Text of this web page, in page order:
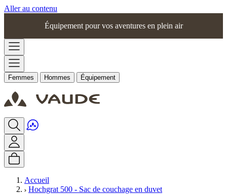
Aller au contenu
Équipement pour vos aventures en plein air
Femmes Hommes Équipement
Accueil
Hochgrat 500 - Sac de couchage en duvet